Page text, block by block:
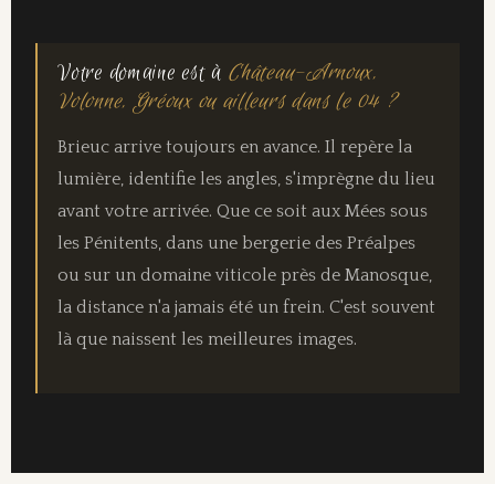
Votre domaine est à Château-Arnoux,
Volonne, Gréoux ou ailleurs dans le 04 ?
Brieuc arrive toujours en avance. Il repère la
lumière, identifie les angles, s'imprègne du lieu
avant votre arrivée. Que ce soit aux Mées sous
les Pénitents, dans une bergerie des Préalpes
ou sur un domaine viticole près de Manosque,
la distance n'a jamais été un frein. C'est souvent
là que naissent les meilleures images.